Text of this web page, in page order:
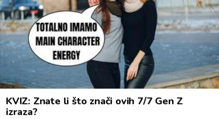
KVIZ: Znate li što znači ovih 7/7 Gen Z
izraza?